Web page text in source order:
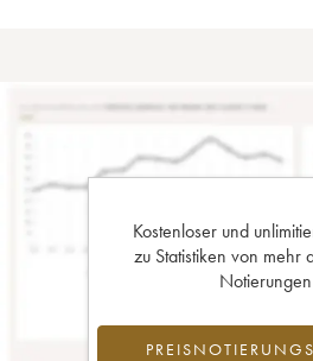
Kostenloser und
zu Statistiken von mehr
Notierungen